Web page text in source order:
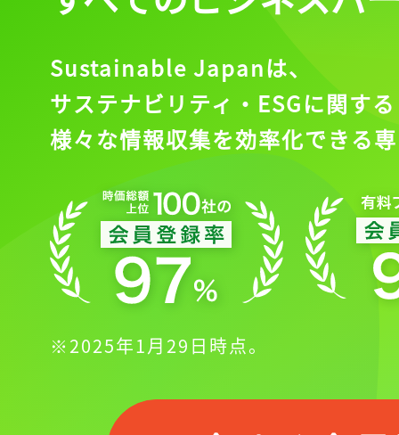
Sustainable Japanは、
サステナビリティ・ESGに関する
様々な情報収集を効率化できる
※2025年1月29日時点。